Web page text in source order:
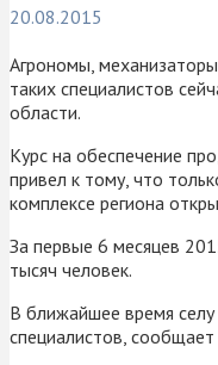
20.08.2015
Агрономы,
таких специалистов
области.
Курс на обеспечение
привел к тому, что
комплексе региона
За первые 6 месяцев
тысяч человек.
В ближайшее время
специалистов, сообщает